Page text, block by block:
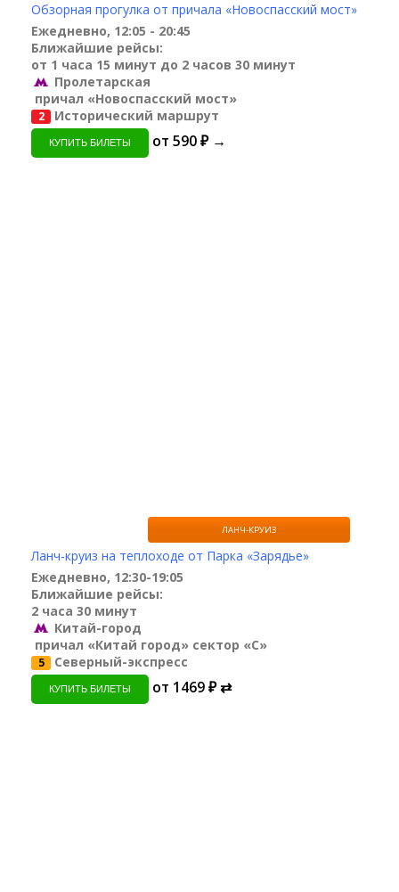
Обзорная прогулка от причала «Новоспасский мост»
Ежедневно, 12:05 - 20:45
Ближайшие рейсы:
от 1 часа 15 минут до 2 часов 30 минут
Пролетарская
причал «Новоспасский мост»
2 Исторический маршрут
КУПИТЬ БИЛЕТЫ от 590 ₽ →
ЛАНЧ-КРУИЗ
Ланч-круиз на теплоходе от Парка «Зарядье»
Ежедневно, 12:30-19:05
Ближайшие рейсы:
2 часа 30 минут
Китай-город
причал «Китай город» сектор «С»
5 Северный-экспресс
КУПИТЬ БИЛЕТЫ от 1469 ₽ ⇄